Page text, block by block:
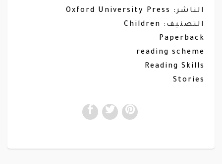
الناشر:
Oxford University Press
التصنيف: Children
Paperback
reading scheme
Reading Skills
Stories